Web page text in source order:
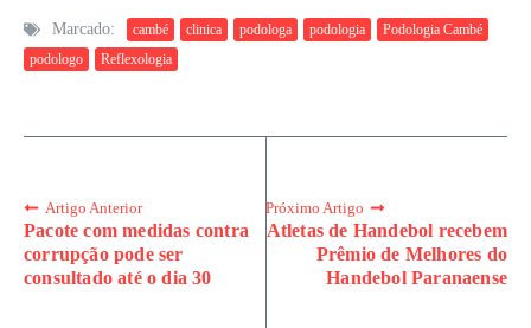
Marcado: cambé clinica podologa podologia
Podologia Cambé
podologo
Reflexologia
Artigo Anterior
Pacote com medidas contra
corrupção pode ser
consultado até o dia 30
Próximo Artigo
Atletas de Handebol recebem
Prêmio de Melhores do
Handebol Paranaense